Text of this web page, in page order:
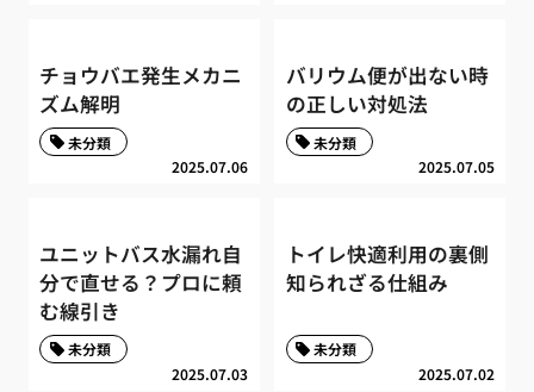
チョウバエ発生メカニ
ズム解明
2025.07.06
未分類
バリウム便が出ない時
の正しい対処法
2025.07.05
未分類
ユニットバス水漏れ自
分で直せる？プロに頼
む線引き
2025.07.03
未分類
トイレ快適利用の裏側
知られざる仕組み
2025.07.02
未分類